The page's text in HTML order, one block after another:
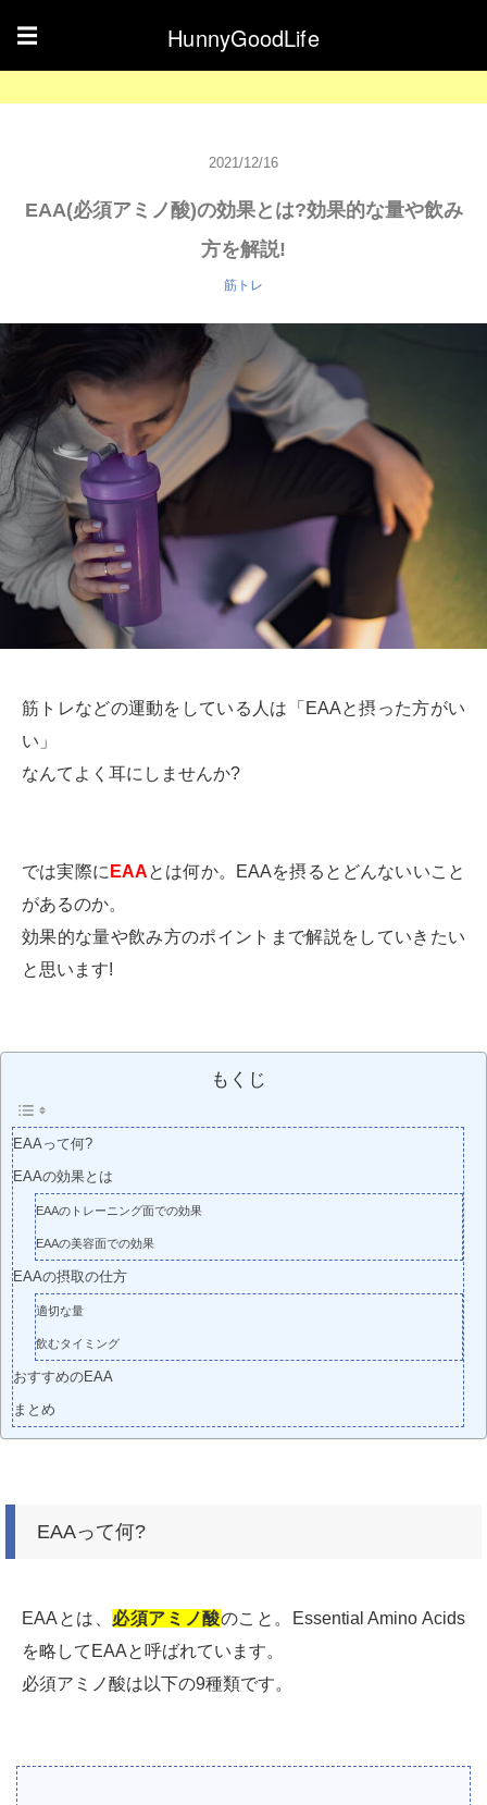
☰ HunnyGoodLife
2021/12/16
EAA(必須アミノ酸)の効果とは?効果的な量や飲み
方を解説!
筋トレ
筋トレなどの運動をしている人は「EAAと摂った方がい
い」
なんてよく耳にしませんか?
では実際に EAAとは何か。EAAを摂るとどんないいこと
があるのか。
効果的な量や飲み方のポイントまで解説をしていきたい
と思います!
もくじ
EAAって何?
EAAの効果とは
EAAのトレーニング面での効果
EAAの美容面での効果
EAAの摂取の仕方
適切な量
飲むタイミング
おすすめのEAA
まとめ
EAAって何?
EAAとは、 必須アミノ酸のこと。Essential Amino Acids
を略してEAAと呼ばれています。
必須アミノ酸は以下の9種類です。